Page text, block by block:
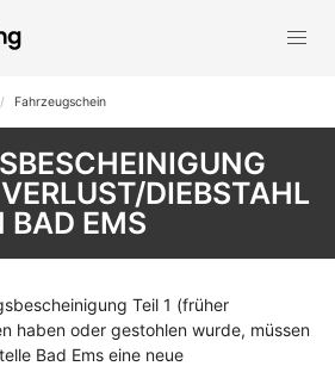
Fahrzeugschein
DIEBSTAHL
BAD EMS
Teil 1 (früher
haben oder gestohlen wurde, müssen
Bad Ems eine neue